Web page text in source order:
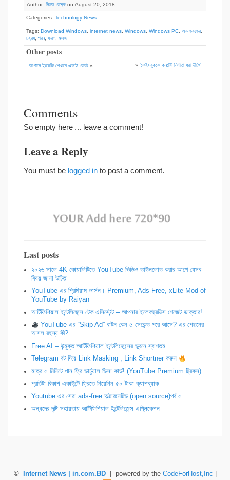
Author: নিউজ ডেস্ক on August 20, 2018
Categories: Technology News
Tags: Download Windows, internet news, Windows, Windows PC, অযনডরয়ডর,
চহরয়, পরন, ফরল, মসজ
Other posts
জাপানে ইংরেজি শেখাবে এআই রোবট « » ‘ফেইসবুককে কনটেন্ট নির্মাতা ধরা উচিৎ’
Comments
So empty here ... leave a comment!
Leave a Reply
You must be logged in to post a comment.
Last posts
২০২৬ সালে 4K কোয়ালিটিতে YouTube ভিডিও ডাউনলোড করার আগে যেসব
বিষয় জানা উচিত
YouTube এর প্রিমিয়াম ভার্সন। Premium, Ads-Free, xLite Mod of
YouTube by Raiyan
আর্টিফিশিয়াল ইন্টেলিজেন্স টেক এসিস্টেন্ট – আপনার ইলেকট্রনিক্স গেজেট ডাক্তার!
YouTube-এর “Skip Ad” বাটন কেন ৫ সেকেন্ড পরে আসে? এর পেছনের
আসল রহস্য কী?
Free AI – উন্মুক্ত আর্টিফিশিয়াল ইন্টেলিজেন্সের ভুবনে স্বাগতম
Telegram বট দিয়ে Link Masking , Link Shortner করুন
​মাত্র ৫ মিনিটে পান ফ্রি ভার্চুয়াল ভিসা কার্ড! (YouTube Premium ট্রিকস)
প্রতিটা বিকাশ একাউন্টে ফ্রিতে নিয়েনিন ৫০ টাকা ক্যাশব্যাক
Youtube এর সেরা ads-free অল্টারনেটিভ (open source)পর্ব ৫
অন্ধদের দৃষ্টি সহায়তায় আর্টিফিশিয়াল ইন্টেলিজেন্স এপ্লিকেশন
© Internet News | in.com.BD| powered by the CodeForHost,Inc